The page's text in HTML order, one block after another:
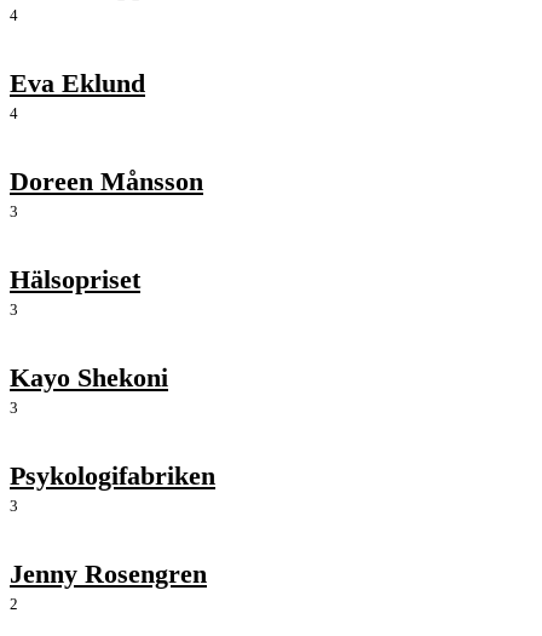
4
Eva Eklund
4
Doreen Månsson
3
Hälsopriset
3
Kayo Shekoni
3
Psykologifabriken
3
Jenny Rosengren
2